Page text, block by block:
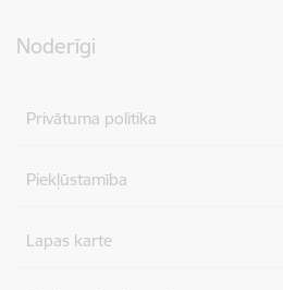
Noderīgi
Privātuma politika
Piekļūstamība
Lapas karte